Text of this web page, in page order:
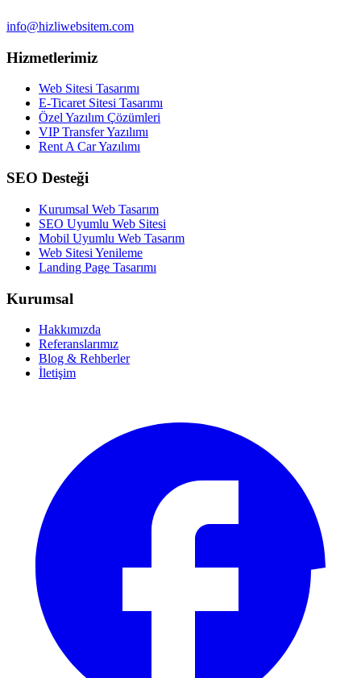
info@hizliwebsitem.com
Hizmetlerimiz
Web Sitesi Tasarımı
E-Ticaret Sitesi Tasarımı
Özel Yazılım Çözümleri
VIP Transfer Yazılımı
Rent A Car Yazılımı
SEO Desteği
Kurumsal Web Tasarım
SEO Uyumlu Web Sitesi
Mobil Uyumlu Web Tasarım
Web Sitesi Yenileme
Landing Page Tasarımı
Kurumsal
Hakkımızda
Referanslarımız
Blog & Rehberler
İletişim